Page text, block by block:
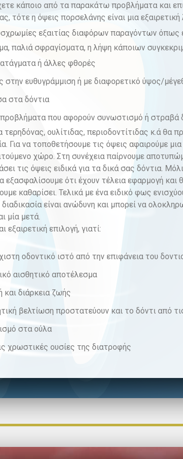
κάποιο από τα παρακάτω προβλήματα και
τότε η όψεις πορσελάνης είναι μια εξαιρετική
εξαιτίας διαφόρων παραγόντων όπως
παλιά σφραγίσματα, η λήψη κάποιων
ή άλλες φθορές
στην ευθυγράμμιση ή με διαφορετικό ύψος/
στα δόντια
που αφορούν συνωστισμό ή στραβά
ουλίτιδας, περιοδοντίτιδας κ.ά θα
Για να τοποθετήσουμε τις όψεις αφαιρούμε
χώρο. Στη συνέχεια παίρνουμε
τις όψεις ειδικά για τα δικά σας δόντια.
εξασφαλίσουμε ότι έχουν τέλεια εφαρμογή
καθαρίσει. Τελικά με ένα ειδικό φως
είναι ανώδυνη και μπορεί να
μία μετά.
εξαιρετική επιλογή, γιατί:
οδοντικό ιστό από την επιφάνεια του
αισθητικό αποτέλεσμα
και διάρκεια ζωής
βελτίωση προστατεύουν και το δόντι από
στα ούλα
χρωστικές ουσίες της διατροφής